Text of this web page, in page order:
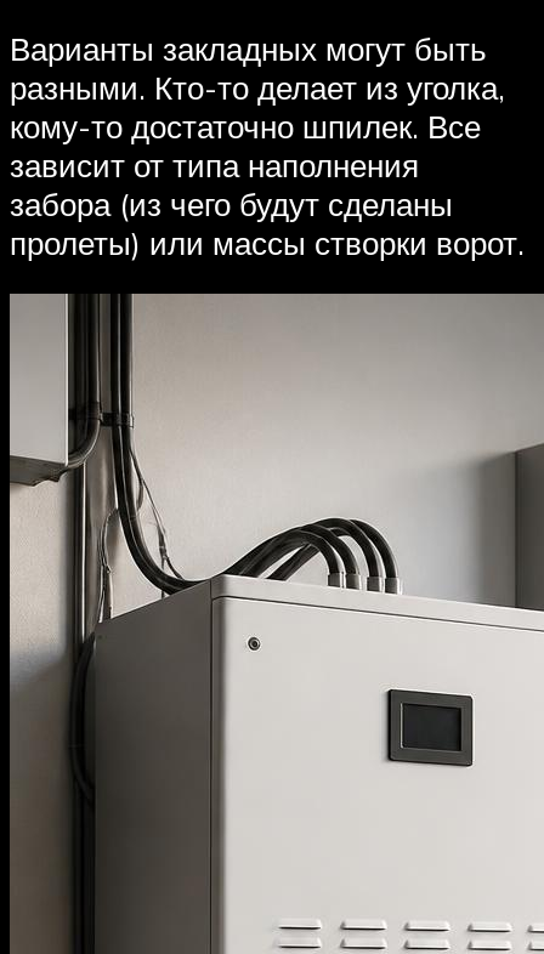
Варианты закладных могут быть
разными. Кто-то делает из уголка,
кому-то достаточно шпилек. Все
зависит от типа наполнения
забора (из чего будут сделаны
пролеты) или массы створки ворот.